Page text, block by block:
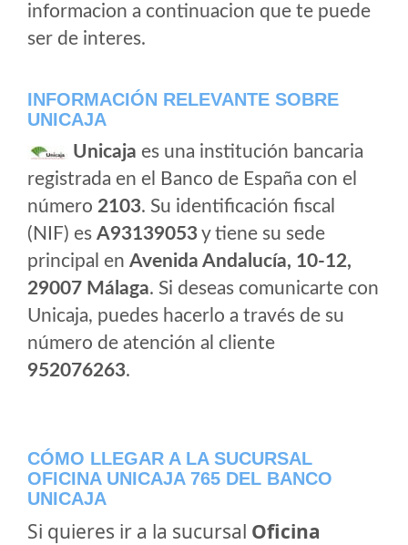
informacion a continuacion que te puede
ser de interes.
INFORMACIÓN RELEVANTE SOBRE
UNICAJA
Unicaja es una institución bancaria
registrada en el Banco de España con el
número 2103. Su identificación fiscal
(NIF) es A93139053y tiene su sede
principal en Avenida Andalucía, 10-12,
29007 Málaga. Si deseas comunicarte con
Unicaja, puedes hacerlo a través de su
número de atención al cliente
952076263.
CÓMO LLEGAR A LA SUCURSAL
OFICINA UNICAJA 765 DEL BANCO
UNICAJA
Si quieres ir a la sucursal Oficina